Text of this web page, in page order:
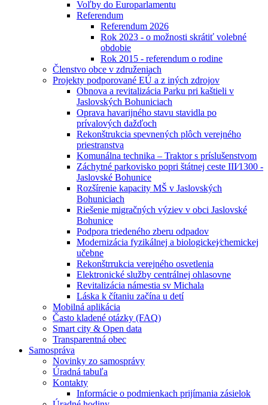
Voľby do Europarlamentu
Referendum
Referendum 2026
Rok 2023 - o možnosti skrátiť volebné
obdobie
Rok 2015 - referendum o rodine
Členstvo obce v združeniach
Projekty podporované EÚ a z iných zdrojov
Obnova a revitalizácia Parku pri kaštieli v
Jaslovských Bohuniciach
Oprava havarijného stavu stavidla po
prívalových dažďoch
Rekonštrukcia spevnených plôch verejného
priestranstva
Komunálna technika – Traktor s príslušenstvom
Záchytné parkovisko popri štátnej ceste III⁄1300 -
Jaslovské Bohunice
Rozšírenie kapacity MŠ v Jaslovských
Bohuniciach
Riešenie migračných výziev v obci Jaslovské
Bohunice
Podpora triedeného zberu odpadov
Modernizácia fyzikálnej a biologickej⁄chemickej
učebne
Rekonštrrukcia verejného osvetlenia
Elektronické služby centrálnej ohlasovne
Revitalizácia námestia sv Michala
Láska k čítaniu začína u detí
Mobilná aplikácia
Často kladené otázky (FAQ)
Smart city & Open data
Transparentná obec
Samospráva
Novinky zo samosprávy
Úradná tabuľa
Kontakty
Informácie o podmienkach prijímania zásielok